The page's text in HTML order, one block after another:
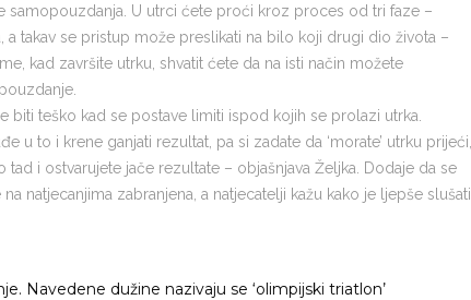
samopouzdanja. U utrci ćete proći kroz proces od tri faze –
a takav se pristup može preslikati na bilo koji drugi dio života –
kad završite utrku, shvatit ćete da na isti način možete
biti teško kad se postave limiti ispod kojih se prolazi utrka.
u to i krene ganjati rezultat, pa si zadate da ‘morate’ utrku prijeći,
i ostvarujete jače rezultate – objašnjava Željka. Dodaje da se
natjecanjima zabranjena, a natjecatelji kažu kako je ljepše slušati
Navedene dužine nazivaju se ‘olimpijski triatlon’